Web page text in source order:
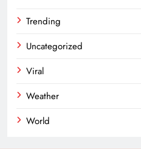
Trending
Uncategorized
Viral
Weather
World